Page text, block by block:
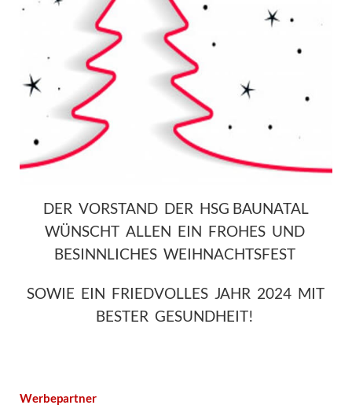
DER VORSTAND DER HSG BAUNATAL
WÜNSCHT ALLEN EIN FROHES UND
BESINNLICHES WEIHNACHTSFEST
SOWIE EIN FRIEDVOLLES JAHR 2024 MIT
BESTER GESUNDHEIT!
Werbepartner